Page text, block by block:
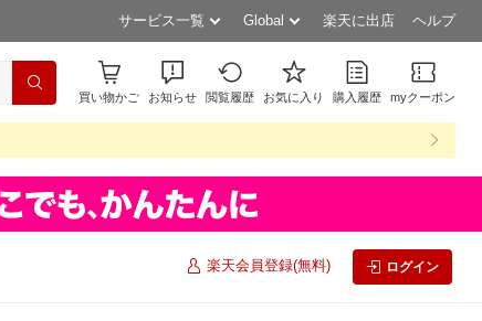
サービス一覧 Global 楽天に出店 ヘルプ
買い物かご お知らせ 閲覧履歴 お気に入り 購入履歴 myクーポン
楽天会員登録(無料) ログイン